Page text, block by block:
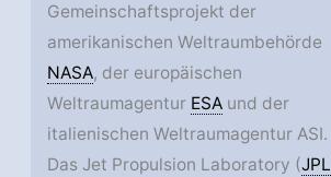
Gemeinschaftsprojekt der
amerikanischen Weltraumbehörde
NASA, der europäischen
Weltraumagentur ESA und der
italienischen Weltraumagentur ASI.
Das Jet Propulsion Laboratory (JPL